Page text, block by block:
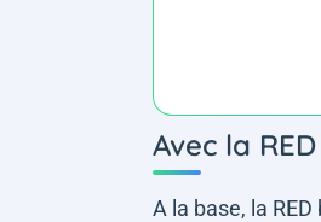
Avec la
A la base, la